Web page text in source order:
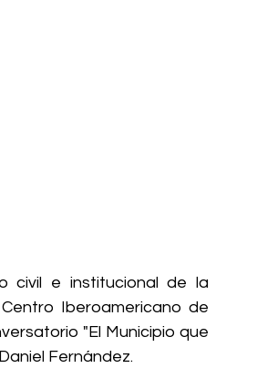
civil e institucional de la
Iberoamericano de
"El Municipio que
Fernández.